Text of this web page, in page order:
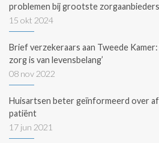
problemen bij grootste zorgaanbieders
15 okt 2024
Brief verzekeraars aan Tweede
zorg is van levensbelang’
08 nov 2022
Huisartsen beter geïnformeerd over
patiënt
17 jun 2021